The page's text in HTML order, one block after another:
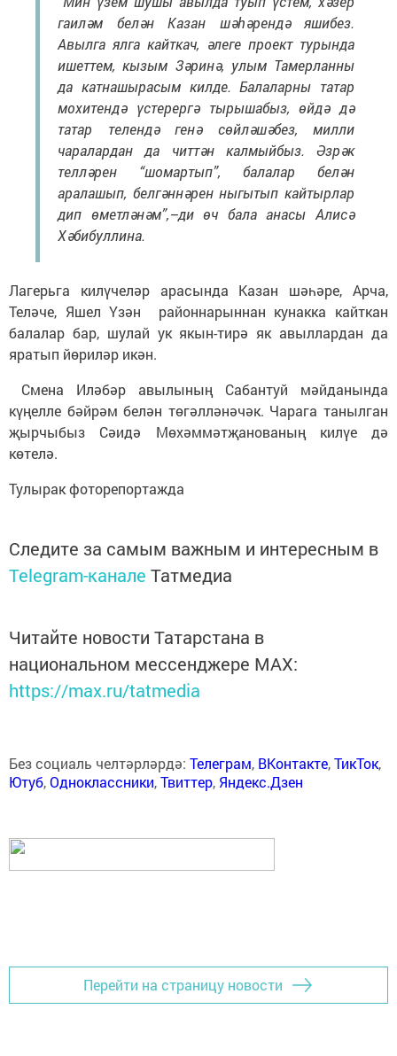
гаиләм белән Казан шәһәрендә яшибез.
Авылга ялга кайткач, әлеге проект турында
ишеттем, кызым Зәринә, улым Тамерланны
да катнашырасым килде. Балаларны татар
мохитендә үстерергә тырышабыз, өйдә дә
татар телендә генә сөйләшәбез, милли
чаралардан да читтән калмыйбыз. Әзрәк
телләрен “шомартып”, балалар белән
аралашып, белгәннәрен ныгытып кайтырлар
дип өметләнәм”,–ди өч бала анасы Алисә
Хәбибуллина.
Лагерьга килүчеләр арасында Казан шәһәре, Арча,
Теләче, Яшел Үзән районнарыннан кунакка кайткан
балалар бар, шулай ук якын-тирә як авыллардан да
яратып йөриләр икән.
Смена Иләбәр авылының Сабантуй мәйданында
күңелле бәйрәм белән төгәлләнәчәк. Чарага танылган
җырчыбыз Сәидә Мөхәммәтҗанованың килүе дә
көтелә.
Тулырак фоторепортажда
Следите за самым важным и интересным в
Telegram-канале Татмедиа
Читайте новости Татарстана в
национальном мессенджере MАХ:
https://max.ru/tatmedia
Без социаль челтәрләрдә: Телеграм, ВКонтакте,ТикТок,
Ютуб,Одноклассники,Твиттер, Яндекс.Дзен
Перейти на страницу новости